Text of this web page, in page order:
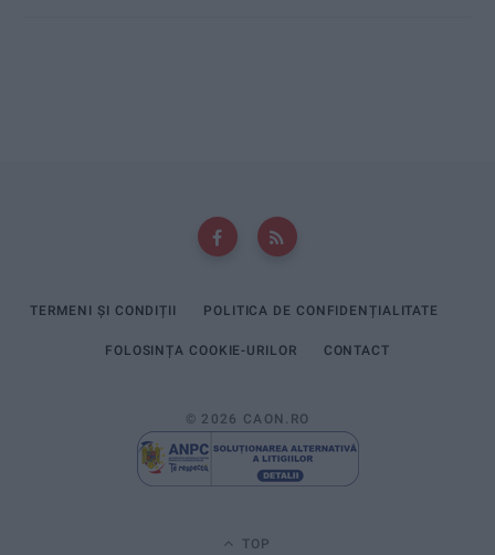
TERMENI ȘI CONDIȚII POLITICA DE CONFIDENȚIALITATE
FOLOSINȚA COOKIE-URILOR CONTACT
© 2026 CAON.RO
TOP